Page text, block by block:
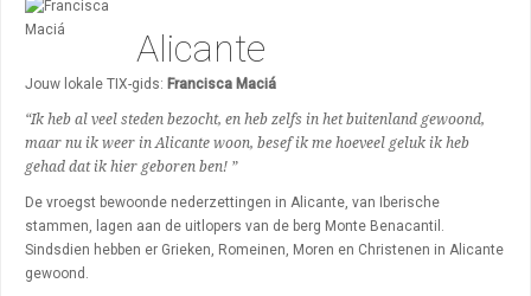
Restaurants
Uitgaan
Winkelen
Wijken
Alicante
Jouw lokale TIX-gids: Francisca Maciá
“Ik heb al veel steden bezocht, en heb zelfs in het buitenland gewoond,
maar nu ik weer in Alicante woon, besef ik me hoeveel geluk ik heb
gehad dat ik hier geboren ben! ”
De vroegst bewoonde nederzettingen in Alicante, van Iberische
stammen, lagen aan de uitlopers van de berg Monte Benacantil.
Sindsdien hebben er Grieken, Romeinen, Moren en Christenen in Alicante
gewoond.